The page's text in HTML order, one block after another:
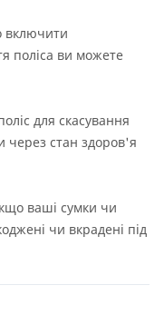
включити
поліса ви можете
для скасування
через стан здоров'я
ваші сумки чи
чи вкрадені під